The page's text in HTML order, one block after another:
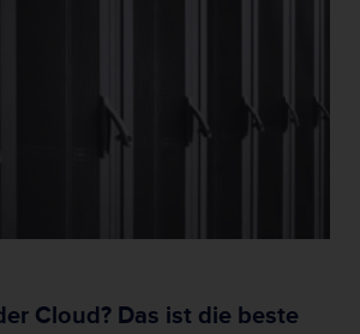
Cloud? Das ist die beste